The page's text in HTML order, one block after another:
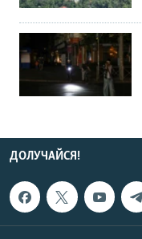
ДОЛУЧАЙСЯ!